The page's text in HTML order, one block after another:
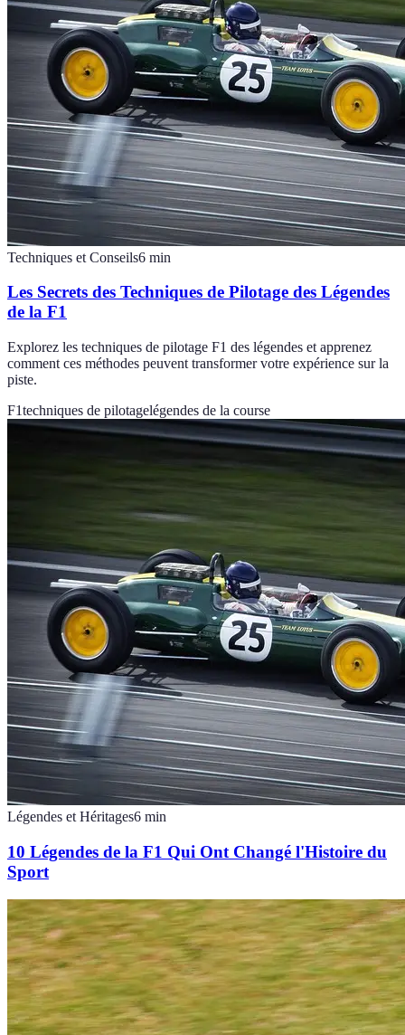
Techniques et Conseils6 min
Les Secrets des Techniques de Pilotage des Légendes
de la F1
Explorez les techniques de pilotage F1 des légendes et apprenez
comment ces méthodes peuvent transformer votre expérience sur la
piste.
F1techniques de pilotagelégendes de la course
Légendes et Héritages6 min
10 Légendes de la F1 Qui Ont Changé l'Histoire du
Sport